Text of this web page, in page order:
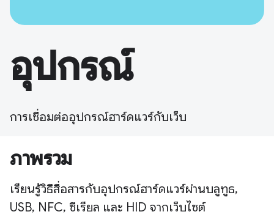
อุปกรณ์
การเชื่อมต่ออุปกรณ์ฮาร์ดแวร์กับเว็บ
ภาพรวม
เรียนรู้วิธีสื่อสารกับอุปกรณ์ฮาร์ดแวร์ผ่านบลูทูธ,
USB, NFC, ซีเรียล และ HID จากเว็บไซต์